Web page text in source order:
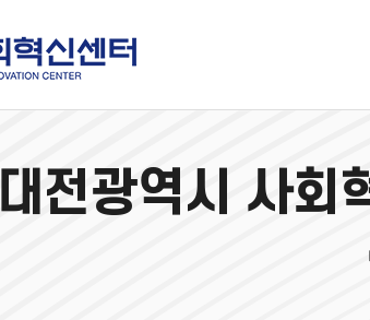
대전광역시 사회